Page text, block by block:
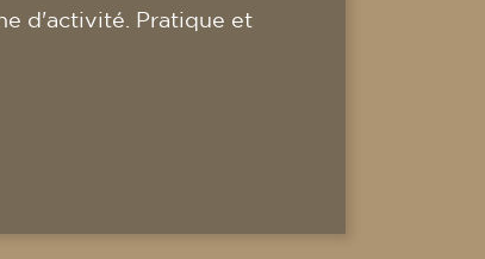
d'activité. Pratique et